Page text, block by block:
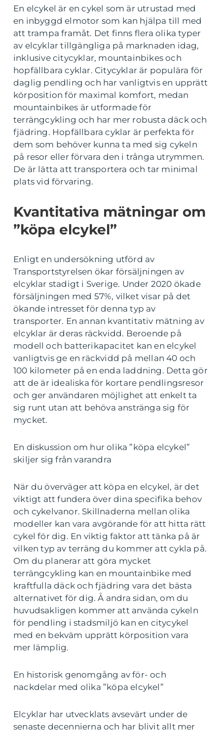
En elcykel är en cykel som är utrustad med
en inbyggd elmotor som kan hjälpa till med
att trampa framåt. Det finns flera olika typer
av elcyklar tillgängliga på marknaden idag,
inklusive citycyklar, mountainbikes och
hopfällbara cyklar. Citycyklar är populära för
daglig pendling och har vanligtvis en upprätt
körposition för maximal komfort, medan
mountainbikes är utformade för
terrängcykling och har mer robusta däck och
fjädring. Hopfällbara cyklar är perfekta för
dem som behöver kunna ta med sig cykeln
på resor eller förvara den i trånga utrymmen.
De är lätta att transportera och tar minimal
plats vid förvaring.
Kvantitativa mätningar om
”köpa elcykel”
Enligt en undersökning utförd av
Transportstyrelsen ökar försäljningen av
elcyklar stadigt i Sverige. Under 2020 ökade
försäljningen med 57%, vilket visar på det
ökande intresset för denna typ av
transporter. En annan kvantitativ mätning av
elcyklar är deras räckvidd. Beroende på
modell och batterikapacitet kan en elcykel
vanligtvis ge en räckvidd på mellan 40 och
100 kilometer på en enda laddning. Detta gör
att de är idealiska för kortare pendlingsresor
och ger användaren möjlighet att enkelt ta
sig runt utan att behöva anstränga sig för
mycket.
En diskussion om hur olika ”köpa elcykel”
skiljer sig från varandra
När du överväger att köpa en elcykel, är det
viktigt att fundera över dina specifika behov
och cykelvanor. Skillnaderna mellan olika
modeller kan vara avgörande för att hitta rätt
cykel för dig. En viktig faktor att tänka på är
vilken typ av terräng du kommer att cykla på.
Om du planerar att göra mycket
terrängcykling kan en mountainbike med
kraftfulla däck och fjädring vara det bästa
alternativet för dig. Å andra sidan, om du
huvudsakligen kommer att använda cykeln
för pendling i stadsmiljö kan en citycykel
med en bekväm upprätt körposition vara
mer lämplig.
En historisk genomgång av för- och
nackdelar med olika ”köpa elcykel”
Elcyklar har utvecklats avsevärt under de
senaste decennierna och har blivit allt mer